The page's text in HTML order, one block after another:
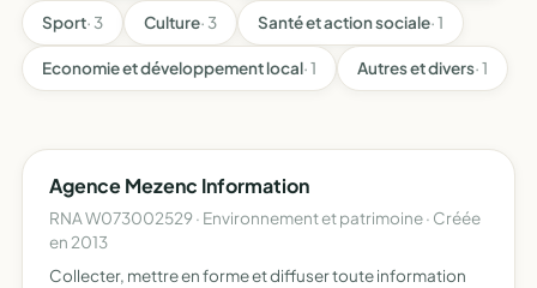
Sport· 3 Culture· 3 Santé et action sociale· 1
Economie et développement local· 1 Autres et divers· 1
Agence Mezenc Information
RNA W073002529 · Environnement et patrimoine · Créée
en 2013
Collecter, mettre en forme et diffuser toute information